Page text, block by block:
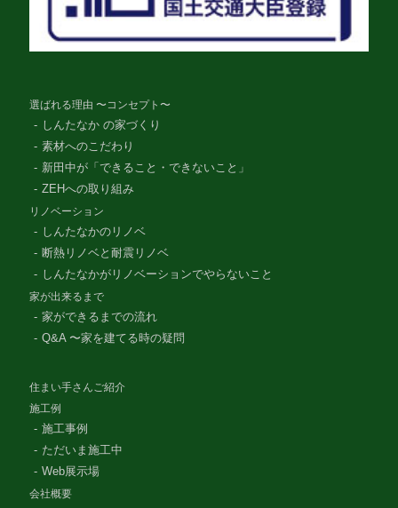
選ばれる理由 〜コンセプト〜
しんたなか の家づくり
素材へのこだわり
新田中が「できること・できないこと」
ZEHへの取り組み
リノベーション
しんたなかのリノベ
断熱リノベと耐震リノベ
しんたなかがリノベーションでやらないこと
家が出来るまで
家ができるまでの流れ
Q&A 〜家を建てる時の疑問
住まい手さんご紹介
施工例
施工事例
ただいま施工中
Web展示場
会社概要